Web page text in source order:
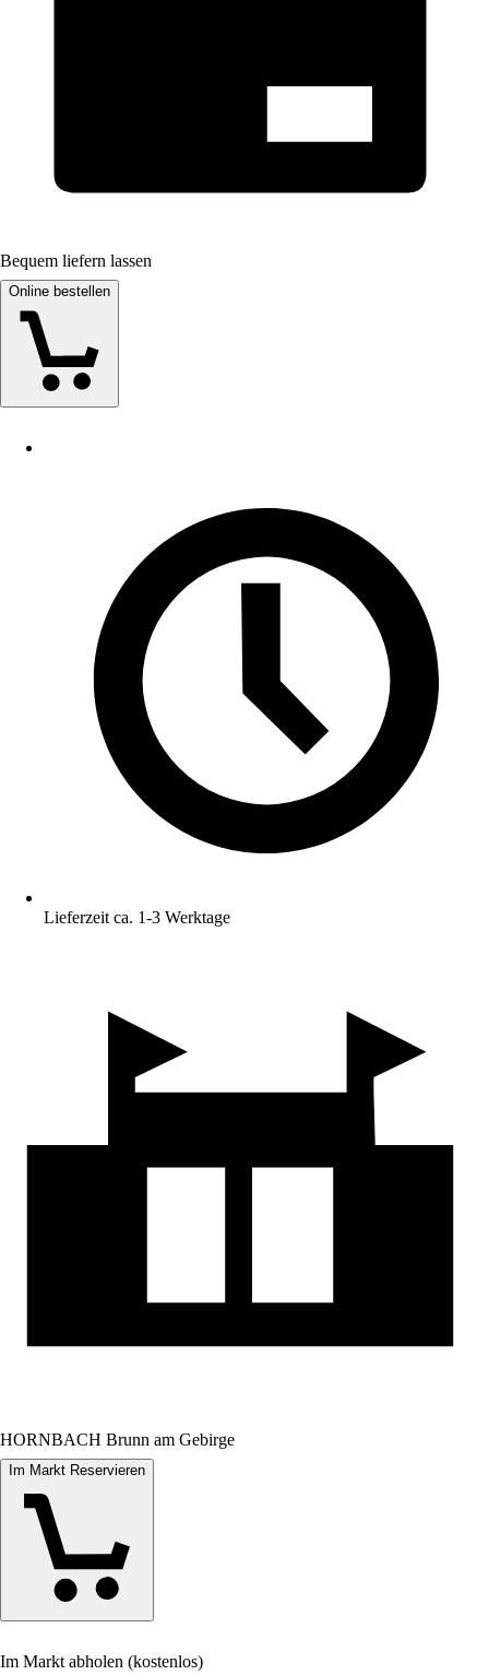
Bequem liefern lassen
Online bestellen
Lieferzeit ca. 1-3 Werktage
HORNBACH Brunn am Gebirge
Im Markt Reservieren
Im Markt abholen (kostenlos)